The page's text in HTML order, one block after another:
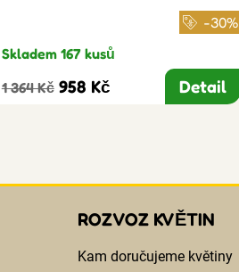
-30%
Skladem 167 kusů
1 364 Kč 958 Kč Detail
ROZVOZ KVĚTIN
Kam doručujeme květiny